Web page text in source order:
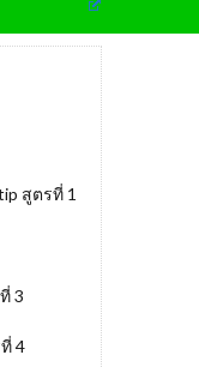
สูตรที่ 1
3
4